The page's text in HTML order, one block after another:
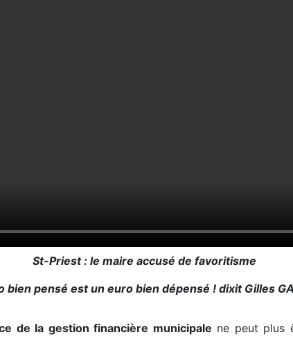
St-Priest : le maire accusé de favoritisme
bien pensé est un euro bien dépensé ! dixit Gilles
de la gestion financière municipale ne peut plus